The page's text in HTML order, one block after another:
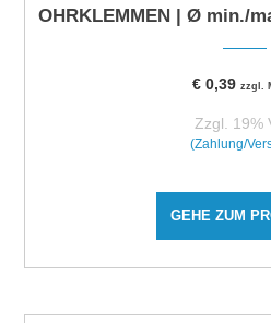
OHRKLEMMEN | Ø min./
€ 0,39 zzgl.
Zzgl. 19%
(Zahlung/
GEHE ZUM